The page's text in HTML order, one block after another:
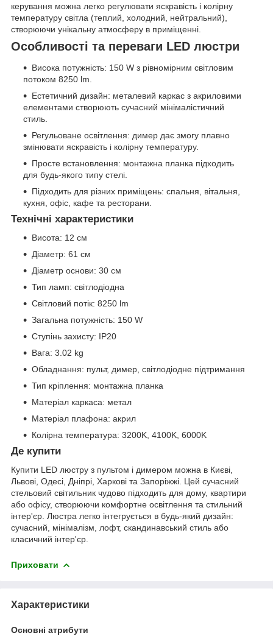
керування можна легко регулювати яскравість і колірну
температуру світла (теплий, холодний, нейтральний),
створюючи унікальну атмосферу в приміщенні.
Особливості та переваги LED люстри
Висока потужність: 150 W з рівномірним світловим
потоком 8250 lm.
Естетичний дизайн: металевий каркас з акриловими
елементами створюють сучасний мінімалістичний
стиль.
Регульоване освітлення: димер дає змогу плавно
змінювати яскравість і колірну температуру.
Просте встановлення: монтажна планка підходить
для будь-якого типу стелі.
Підходить для різних приміщень: спальня, вітальня,
кухня, офіс, кафе та ресторани.
Технічні характеристики
Висота: 12 см
Діаметр: 61 см
Діаметр основи: 30 см
Тип ламп: світлодіодна
Світловий потік: 8250 lm
Загальна потужність: 150 W
Ступінь захисту: IP20
Вага: 3.02 kg
Обладнання: пульт, димер, світлодіодне підтримання
Тип кріплення: монтажна планка
Матеріал каркаса: метал
Матеріал плафона: акрил
Колірна температура: 3200K, 4100K, 6000K
Де купити
Купити LED люстру з пультом і димером можна в Києві,
Львові, Одесі, Дніпрі, Харкові та Запоріжжі. Цей сучасний
стельовий світильник чудово підходить для дому, квартири
або офісу, створюючи комфортне освітлення та стильний
інтер'єр. Люстра легко інтегрується в будь-який дизайн:
сучасний, мінімалізм, лофт, скандинавський стиль або
класичний інтер'єр.
Приховати
Характеристики
Основні атрибути